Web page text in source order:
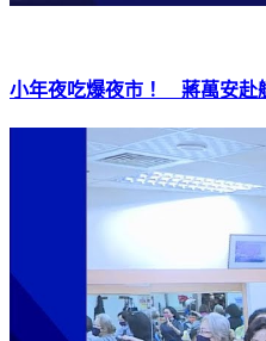
小年夜吃爆夜市！ 蔣萬安赴